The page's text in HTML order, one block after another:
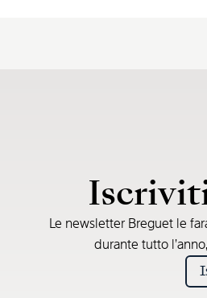
Le newsletter Breguet le
durante tutto